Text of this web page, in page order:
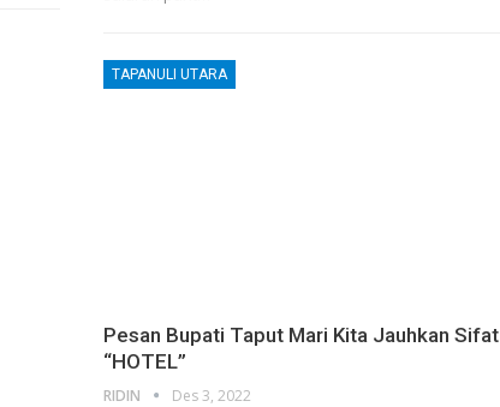
TAPANULI UTARA
Pesan Bupati Taput Mari Kita Jauhkan Sifat
“HOTEL”
RIDIN Des 3, 2022